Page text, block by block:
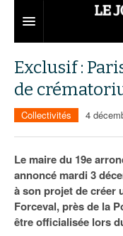
Territoires
Aménagement
Institutions
Services urbains
Entreprises
Emploi
Attractivité
75
77
Carnet
Nominations
Les Assises du
Exclusif :
de
Collectivités 4
Le maire du 19e
annoncé mardi 3
à son projet de créer
Forceval, près de la
être officialisée lors